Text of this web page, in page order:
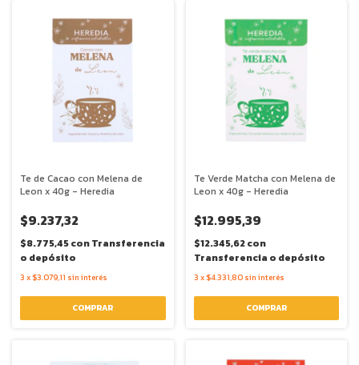
Te de Cacao con Melena de
Leon x 40g - Heredia
$9.237,32
$8.775,45conTransferencia
o depósito
3 x $3.079,11 sin interés
Te Verde Matcha con Melena de
Leon x 40g - Heredia
$12.995,39
$12.345,62con
Transferencia o depósito
3 x $4.331,80 sin interés